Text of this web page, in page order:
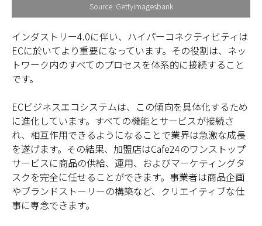
Source: Gettyimagesbank
インダストリー4.0に伴い、ハイパーコネクティビティは
ECに於いてより重要になっています。その役割は、ネッ
トワーク内のすべてのプロセスを体系的に接続すること
です。
ECビジネスエコシステムは、この傾向を具体化するため
に進化しています。すべての機能とサービスが接続さ
れ、相互作用できるようになることで業界は急激な成長
を遂げます。その結果、加盟店はCafe24のワンストップ
サービスに商品の供給、運用、およびマーケティングタ
スクを完全に任せることができます。事業者は商品企画
やブランドストーリーの構築など、クリエイティブな仕
事に専念できます。